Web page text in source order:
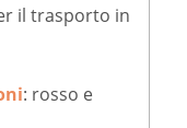
il trasporto in
: rosso e